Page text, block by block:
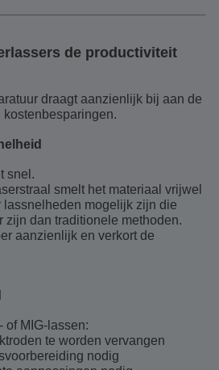
de productiviteit
draagt aanzienlijk bij aan de
snel.
smelt het materiaal vrijwel
mogelijk zijn die
zijn dan traditionele methoden.
aanzienlijk en verkort de
of MIG-lassen:
te worden vervangen
nodig